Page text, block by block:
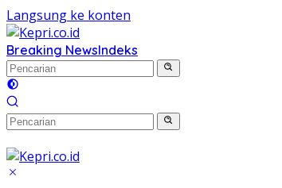
Langsung ke konten
Breaking NewsIndeks